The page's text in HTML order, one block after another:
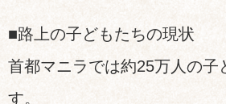
■路上の子どもたちの現状
首都マニラでは約25万人の
す。